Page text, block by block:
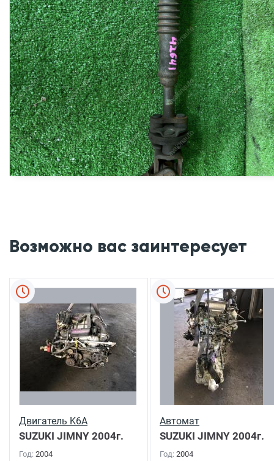
Возможно вас заинтересует
Двигатель K6A
SUZUKI JIMNY 2004г.
Год: 2004
Автомат
SUZUKI JIMNY 2004г.
Год: 2004